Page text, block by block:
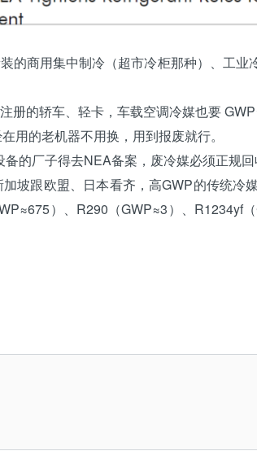
商用集中制冷（超市冷柜那种）、工业
的轿车、轻卡，车载空调冷媒也要
的老机器不用换，用到报废就行。
厂子得去NEA备案，废冷媒必须正规回
跟欧盟、日本看齐，高GWP的传统冷媒
）、 R290 （GWP≈3）、R1234yf